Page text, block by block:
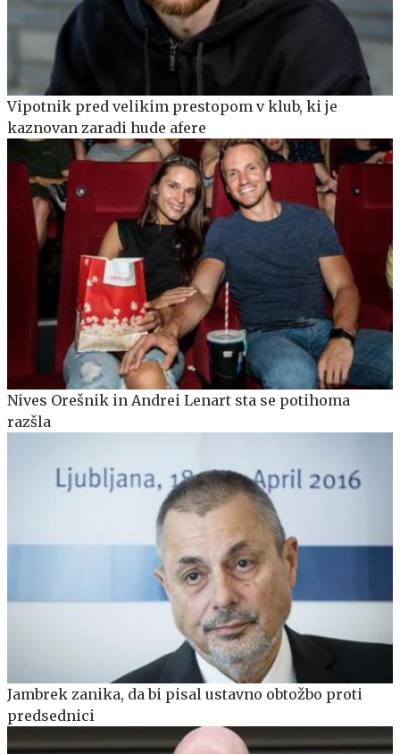
Vipotnik pred velikim prestopom v klub, ki je
kaznovan zaradi hude afere
Nives Orešnik in Andrei Lenart sta se potihoma
razšla
Jambrek zanika, da bi pisal ustavno obtožbo proti
predsednici